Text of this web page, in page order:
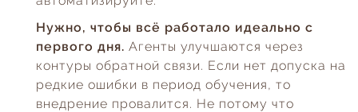
Нужно, чтобы всё работало идеально с
первого дня. Агенты улучшаются через
контуры обратной связи. Если нет допуска на
редкие ошибки в период обучения, то
внедрение провалится. Не потому что